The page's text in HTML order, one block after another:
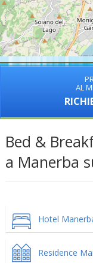
AL
Bed &
a Manerba
Hotel
Residence